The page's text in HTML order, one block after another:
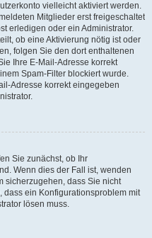
vielleicht aktiviert werden.
Mitglieder erst freigeschaltet
erledigen oder ein Administrator.
ob eine Aktivierung nötig ist oder
folgen Sie den dort enthaltenen
Ihre E-Mail-Adresse korrekt
Spam-Filter blockiert wurde.
Adresse korrekt eingegeben
Sie zunächst, ob Ihr
Wenn dies der Fall ist, wenden
sicherzugehen, dass Sie nicht
dass ein Konfigurationsproblem mit
lösen muss.